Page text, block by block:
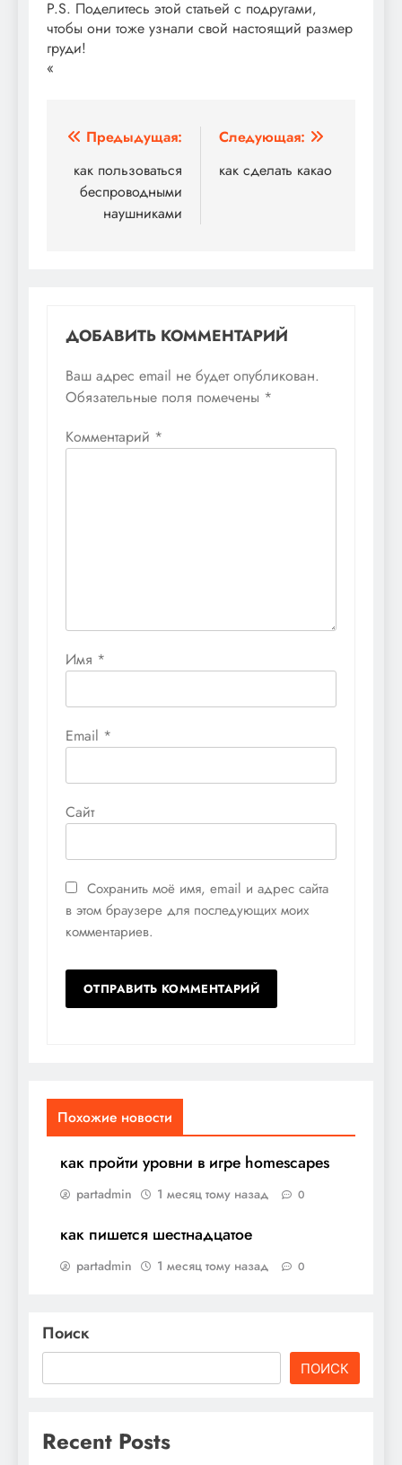
P.S. Поделитесь этой статьей с подругами‚
чтобы они тоже узнали свой настоящий размер
груди!
«
Навигация
по
записям
Предыдущая:
как пользоваться
беспроводными
наушниками
Следующая:
как сделать какао
ДОБАВИТЬ КОММЕНТАРИЙ
Ваш адрес email не будет опубликован.
Обязательные поля помечены *
Комментарий *
Имя *
Email *
Сайт
Сохранить моё имя, email и адрес сайта
в этом браузере для последующих моих
комментариев.
Похожие новости
как пройти уровни в игре homescapes
partadmin 1 месяц тому назад 0
как пишется шестнадцатое
partadmin 1 месяц тому назад 0
Поиск
ПОИСК
Recent Posts